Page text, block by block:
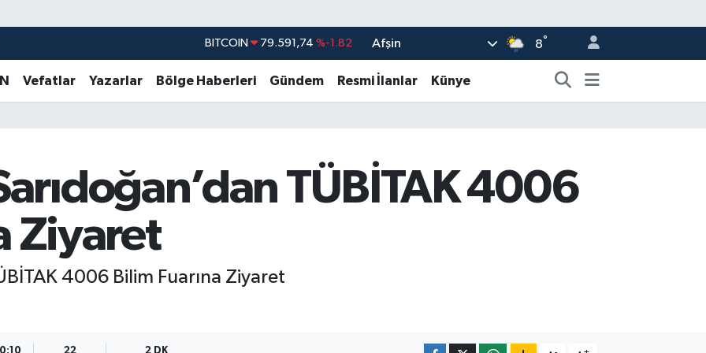
DOLAR 45,43620 %0.02
STERLİN 61,60380 %0.18
BITCOIN 79.591,74 %-1.82
Afşin 8°
Vefatlar Yazarlar Bölge Haberleri Gündem Resmi İlanlar Künye
TÜBİTAK 4006
Ziyaret
4006 Bilim Fuarına Ziyaret
22 2 DK